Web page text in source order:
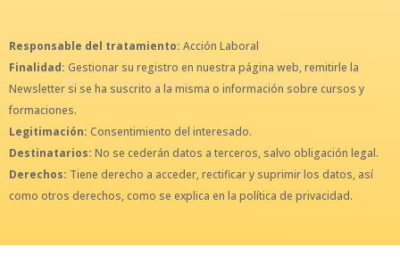
Responsable del tratamiento: Acción Laboral
Finalidad: Gestionar su registro en nuestra página web, remitirle la
Newsletter si se ha suscrito a la misma o información sobre cursos y
formaciones.
Legitimación: Consentimiento del interesado.
Destinatarios: No se cederán datos a terceros, salvo obligación legal.
Derechos: Tiene derecho a acceder, rectificar y suprimir los datos, así
como otros derechos, como se explica en la política de privacidad.